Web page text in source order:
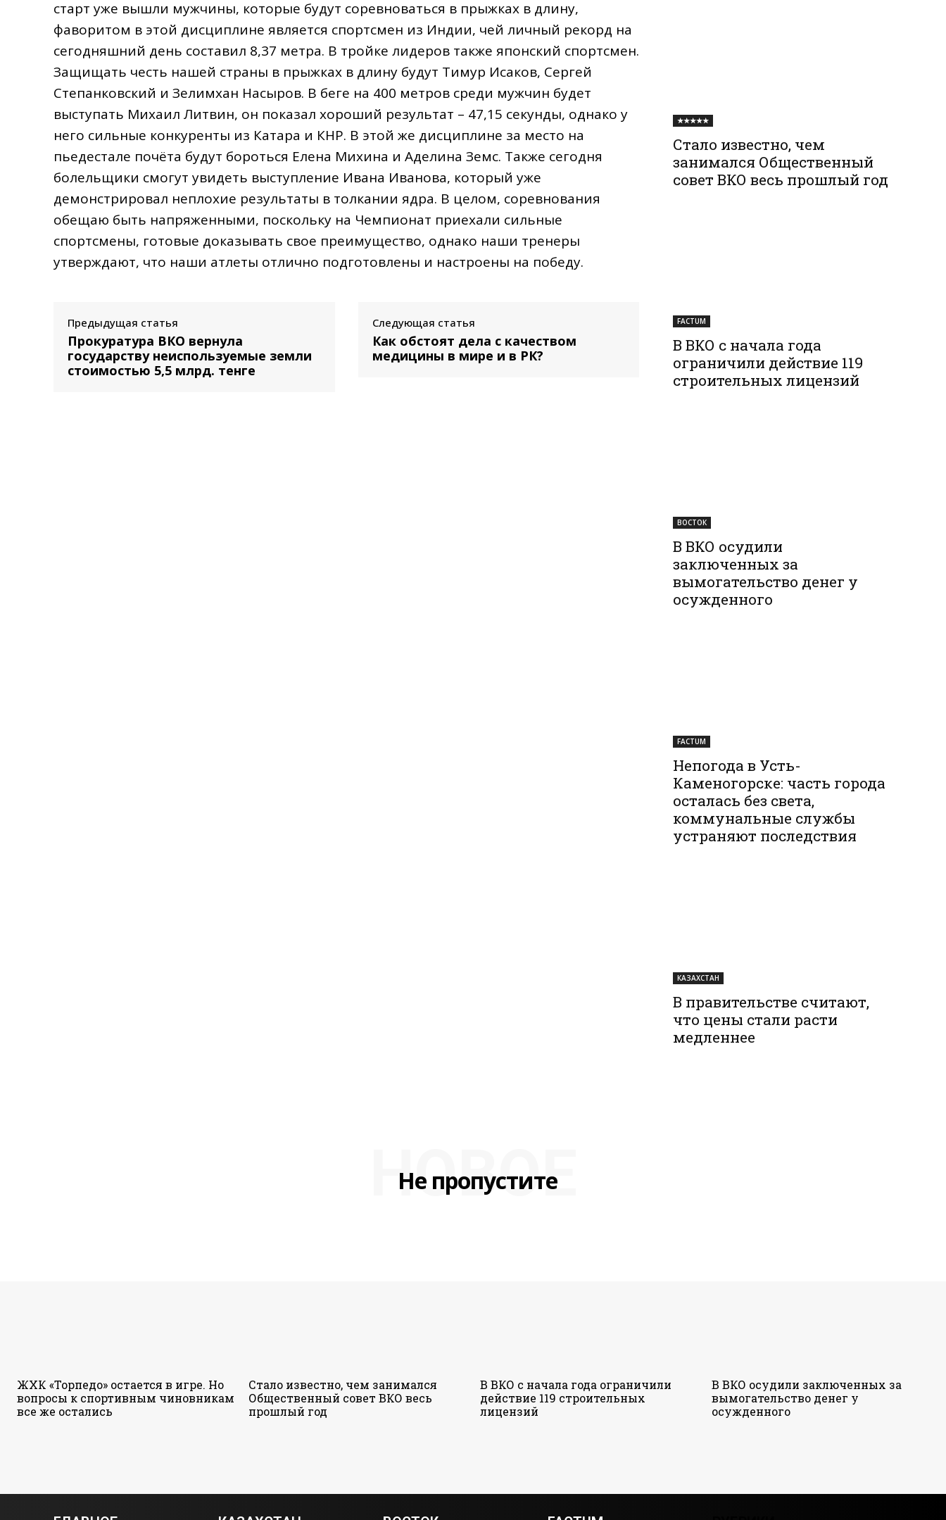
старт уже вышли мужчины, которые будут соревноваться в прыжках в длину,
фаворитом в этой дисциплине является спортсмен из Индии, чей личный рекорд на
сегодняшний день составил 8,37 метра. В тройке лидеров также японский спортсмен.
Защищать честь нашей страны в прыжках в длину будут Тимур Исаков, Сергей
Степанковский и Зелимхан Насыров. В беге на 400 метров среди мужчин будет
выступать Михаил Литвин, он показал хороший результат – 47,15 секунды, однако у
него сильные конкуренты из Катара и КНР. В этой же дисциплине за место на
пьедестале почёта будут бороться Елена Михина и Аделина Земс. Также сегодня
болельщики смогут увидеть выступление Ивана Иванова, который уже
демонстрировал неплохие результаты в толкании ядра. В целом, соревнования
обещаю быть напряженными, поскольку на Чемпионат приехали сильные
спортсмены, готовые доказывать свое преимущество, однако наши тренеры
утверждают, что наши атлеты отлично подготовлены и настроены на победу.
Предыдущая статья
Прокуратура ВКО вернула
государству неиспользуемые земли
стоимостью 5,5 млрд. тенге
Следующая статья
Как обстоят дела с качеством
медицины в мире и в РК?
★★★★★
Стало известно, чем
занимался Общественный
совет ВКО весь прошлый год
FACTUM
В ВКО с начала года
ограничили действие 119
строительных лицензий
ВОСТОК
В ВКО осудили
заключенных за
вымогательство денег у
осужденного
FACTUM
Непогода в Усть-
Каменогорске: часть города
осталась без света,
коммунальные службы
устраняют последствия
КАЗАХСТАН
В правительстве считают,
что цены стали расти
медленнее
Не пропустите
НОВОЕ
ЖХК «Торпедо» остается в игре. Но
вопросы к спортивным чиновникам
все же остались
Стало известно, чем занимался
Общественный совет ВКО весь
прошлый год
В ВКО с начала года ограничили
действие 119 строительных
лицензий
В ВКО осудили заключенных за
вымогательство денег у
осужденного